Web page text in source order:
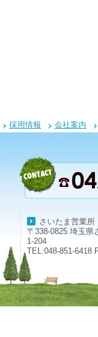
採用情報 会社案内
さいたま営業所
〒338-0825 埼玉県
1-204
TEL:048-851-6418